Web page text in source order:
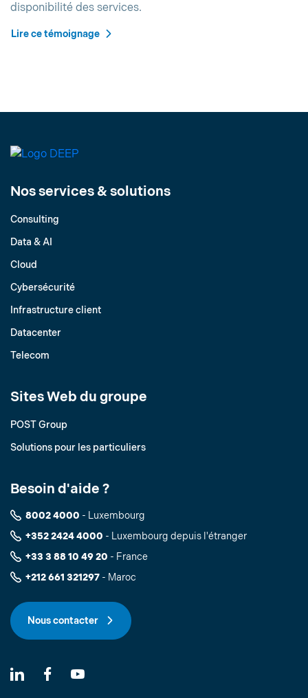
disponibilité des services.
Lire ce témoignage
Nos services & solutions
Consulting
Data & AI
Cloud
Cybersécurité
Infrastructure client
Datacenter
Telecom
Sites Web du groupe
POST Group
Solutions pour les particuliers
Besoin d'aide ?
8002 4000 - Luxembourg
+352 2424 4000 - Luxembourg depuis l'étranger
+33 3 88 10 49 20 - France
+212 661 321297 - Maroc
Nous contacter